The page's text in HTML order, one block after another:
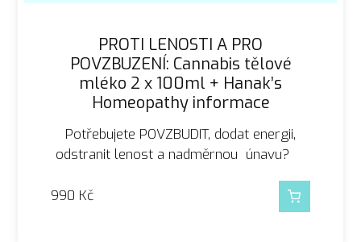
PROTI LENOSTI A PRO
POVZBUZENÍ: Cannabis tělové
mléko 2 x 100ml + Hanak’s
Homeopathy informace
Potřebujete POVZBUDIT, dodat energii,
odstranit lenost a nadměrnou únavu?
990 Kč